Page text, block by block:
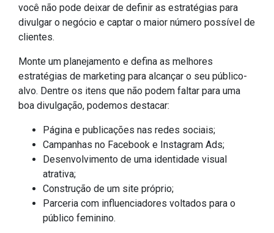
você não pode deixar de definir as estratégias para
divulgar o negócio e captar o maior número possível de
clientes.
Monte um planejamento e defina as melhores
estratégias de marketing para alcançar o seu público-
alvo. Dentre os itens que não podem faltar para uma
boa divulgação, podemos destacar:
Página e publicações nas redes sociais;
Campanhas no Facebook e Instagram Ads;
Desenvolvimento de uma identidade visual
atrativa;
Construção de um site próprio;
Parceria com influenciadores voltados para o
público feminino.